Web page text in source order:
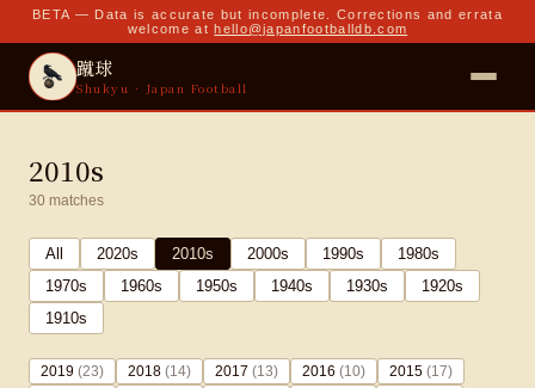
BETA — Data is accurate but incomplete. Corrections and errata
welcome at hello@japanfootballdb.com
蹴球
Shukyu · Japan Football
2010s
30 matches
All 2020s 2010s 2000s 1990s 1980s
1970s 1960s 1950s 1940s 1930s 1920s
1910s
2019 (23) 2018 (14) 2017 (13) 2016 (10) 2015 (17)